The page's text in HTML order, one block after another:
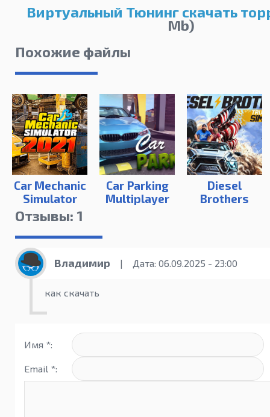
Виртуальный Тюнинг скачать
Mb)
Похожие файлы
Car Mechanic
Simulator
2021
Car Parking
Multiplayer
Diesel
Brothers
Отзывы: 1
Владимир | Дата: 06.09.2025 - 23:00
как скачать
Имя *:
Email *: